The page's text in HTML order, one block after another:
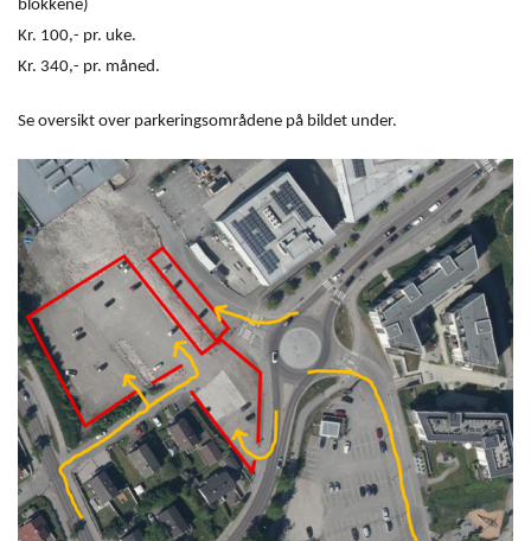
blokkene)
Kr. 100,- pr. uke.
Kr. 340,- pr. måned.
Se oversikt over parkeringsområdene på bildet under.